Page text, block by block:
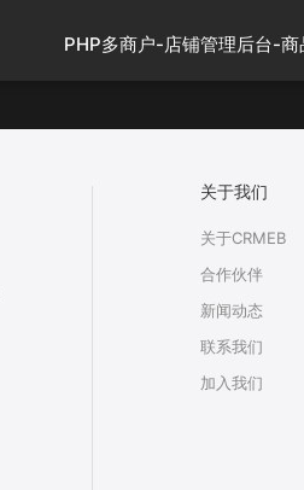
PHP多商户-店铺管理后台-
关于我们
关于CRMEB
合作伙伴
新闻动态
联系我们
加入我们